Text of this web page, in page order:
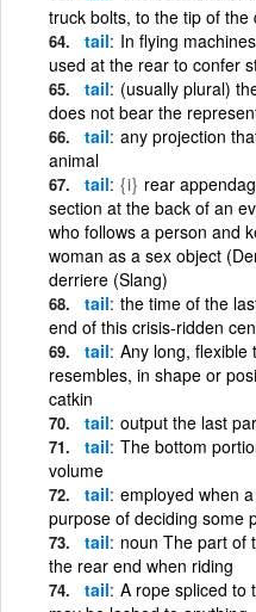
truck bolts, to the tip of the
tail In flying
used at the rear to confer
tail (usually plural)
does not bear the
tail any projection
animal
tail {i} rear
section at the back of an
who follows a person and
woman as a sex object
derriere (Slang)
tail the time of the
end of this crisis-ridden
tail Any long, flexible
resembles, in shape or
catkin
tail output the last
tail The bottom
volume
tail employed when
purpose of deciding some
tail noun The part of
the rear end when riding
tail A rope spliced to